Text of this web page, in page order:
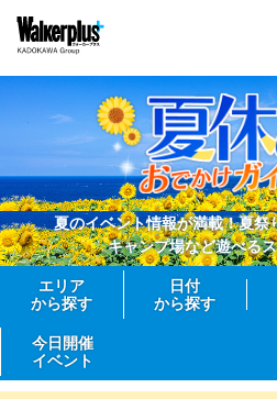
夏のイベント情報が満載！夏祭
キャンプ場など遊べる
エリア
から探す
日付
から探す
今日開催
イベント